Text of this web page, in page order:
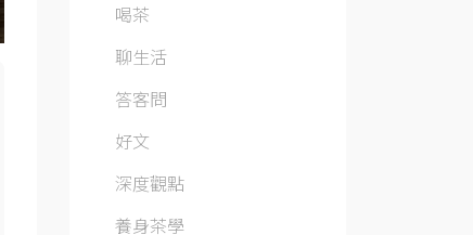
喝茶
聊生活
答客問
好文
深度觀點
養身茶學